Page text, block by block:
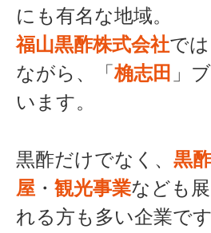
にも有名な地域。
福山黒酢株式会社で
ながら、「桷志田 」
います。
黒酢だけでなく、 黒
屋 ・ 観光事業なども
れる方も多い企業です